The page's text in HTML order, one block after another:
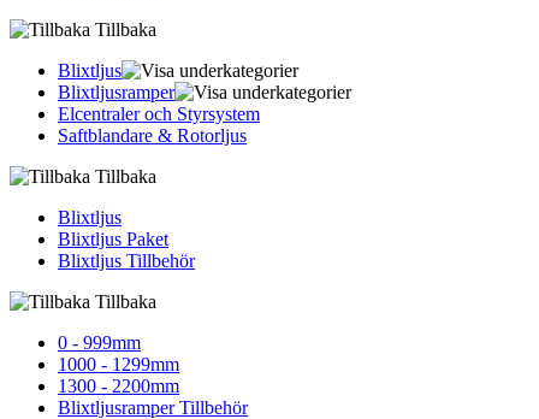
Tillbaka
Blixtljus
Blixtljusramper
Elcentraler och Styrsystem
Saftblandare & Rotorljus
Tillbaka
Blixtljus
Blixtljus Paket
Blixtljus Tillbehör
Tillbaka
0 - 999mm
1000 - 1299mm
1300 - 2200mm
Blixtljusramper Tillbehör